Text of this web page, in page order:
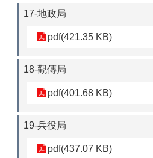
17-地政局
pdf(421.35 KB)
18-觀傳局
pdf(401.68 KB)
19-兵役局
pdf(437.07 KB)